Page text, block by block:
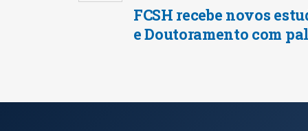
FCSH recebe novos
e Doutoramento com